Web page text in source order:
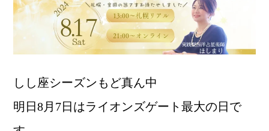
しし座シーズンもど真ん中
明日8月7日はライオンズゲート最大の日で